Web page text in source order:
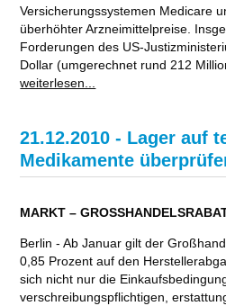
Versicherungssystemen Medicare
überhöhter Arzneimittelpreise.
Forderungen des US-
Dollar (umgerechnet rund 212
weiterlesen...
21.12.2010 - Lager auf
Medikamente
MARKT –
Berlin - Ab Januar gilt der
0,85 Prozent auf den
sich nicht nur die
verschreibungspflichtigen,